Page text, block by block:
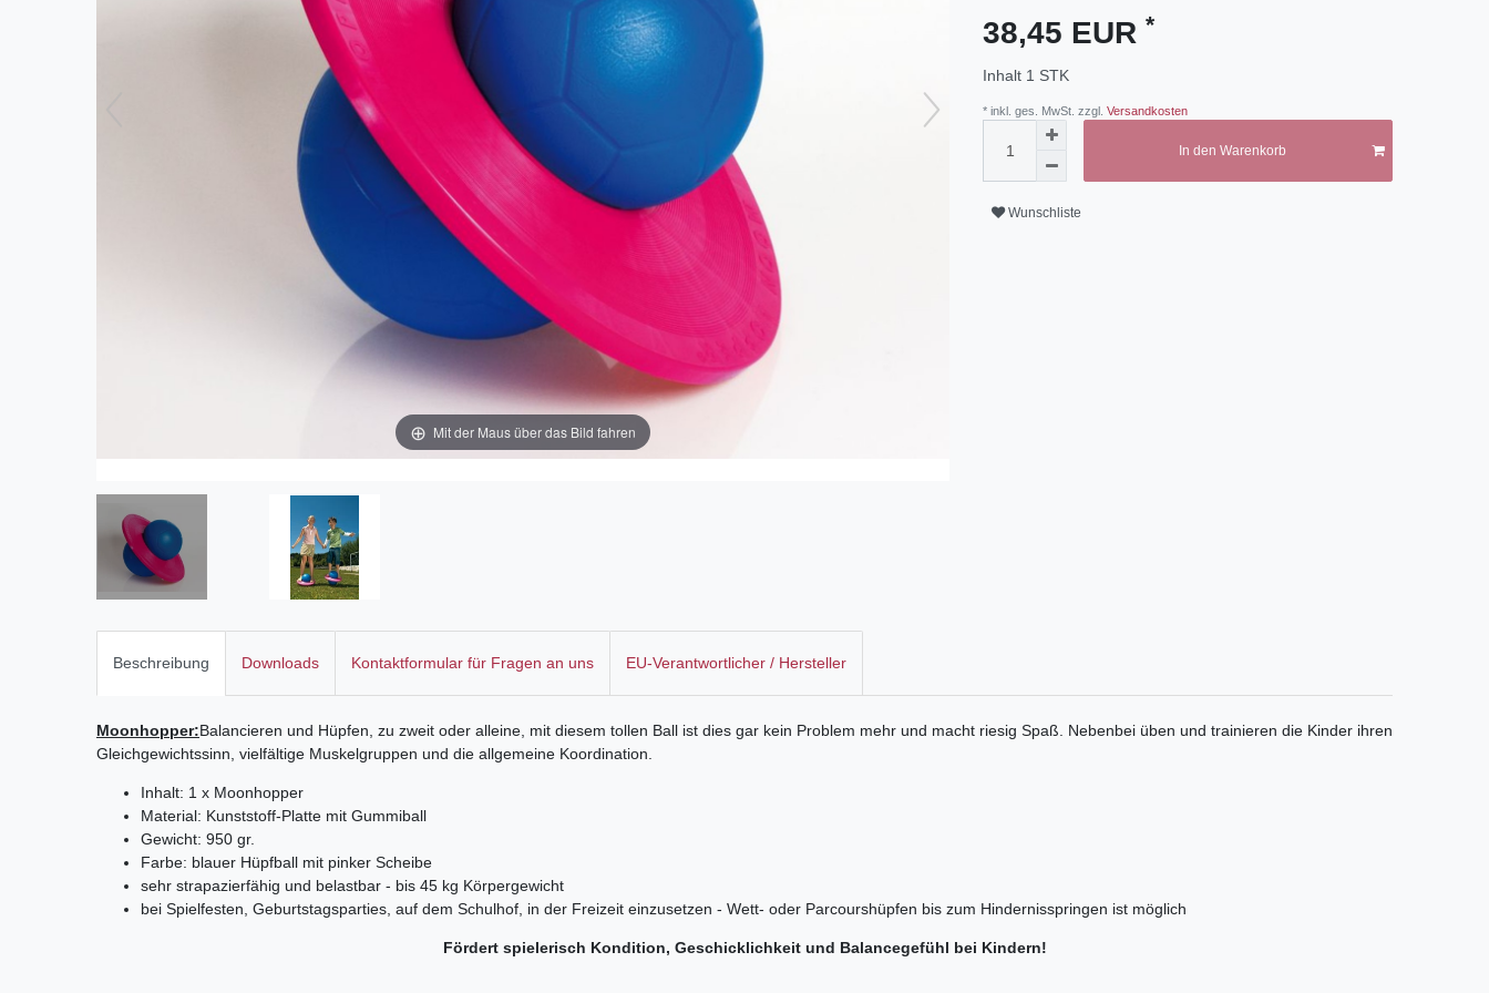
Mit der Maus über das Bild fahren
38,45 EUR *
Inhalt 1 STK
* inkl. ges. MwSt. zzgl. Versandkosten
In den Warenkorb
Wunschliste
Beschreibung Downloads Kontaktformular für Fragen an uns EU-Verantwortlicher / Hersteller
Moonhopper:Balancieren und Hüpfen, zu zweit oder alleine, mit diesem tollen Ball ist dies gar kein Problem mehr und macht riesig Spaß. Nebenbei üben und trainieren die Kinder ihren
Gleichgewichtssinn, vielfältige Muskelgruppen und die allgemeine Koordination.
Inhalt: 1 x Moonhopper
Material: Kunststoff-Platte mit Gummiball
Gewicht: 950 gr.
Farbe: blauer Hüpfball mit pinker Scheibe
sehr strapazierfähig und belastbar - bis 45 kg Körpergewicht
bei Spielfesten, Geburtstagsparties, auf dem Schulhof, in der Freizeit einzusetzen - Wett- oder Parcourshüpfen bis zum Hindernisspringen ist möglich
Fördert spielerisch Kondition, Geschicklichkeit und Balancegefühl bei Kindern!